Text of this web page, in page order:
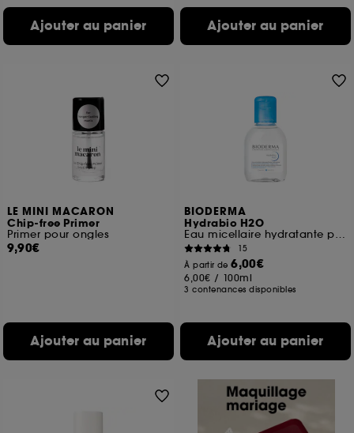
Ajouter au panier Ajouter au panier
LE MINI MACARON
Chip-free Primer
Primer pour ongles
9,90€
Ajouter au panier
BIODERMA
Hydrabio H2O
Eau micellaire hydratante peaux sensibles déshydratées
15
À partir de6,00€
6,00€ / 100ml
3 contenances disponibles
Ajouter au panier